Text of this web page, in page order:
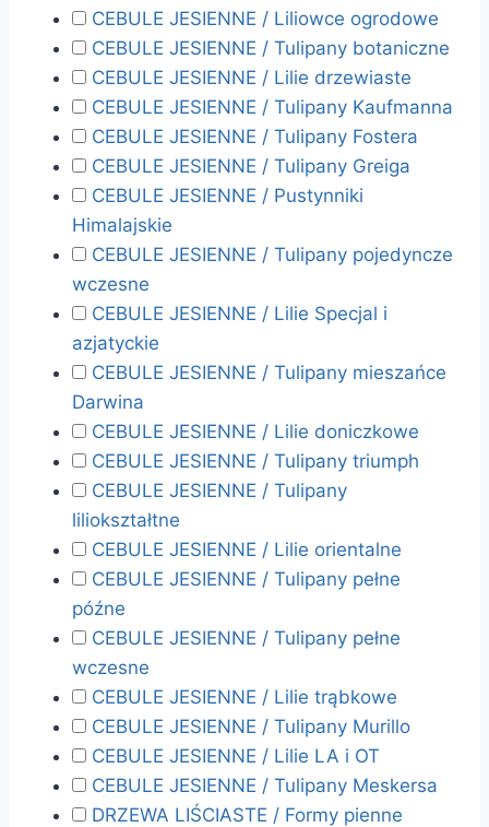
CEBULE JESIENNE / Liliowce ogrodowe
CEBULE JESIENNE / Tulipany botaniczne
CEBULE JESIENNE / Lilie drzewiaste
CEBULE JESIENNE / Tulipany Kaufmanna
CEBULE JESIENNE / Tulipany Fostera
CEBULE JESIENNE / Tulipany Greiga
CEBULE JESIENNE / Pustynniki
Himalajskie
CEBULE JESIENNE / Tulipany pojedyncze
wczesne
CEBULE JESIENNE / Lilie Specjal i
azjatyckie
CEBULE JESIENNE / Tulipany mieszańce
Darwina
CEBULE JESIENNE / Lilie doniczkowe
CEBULE JESIENNE / Tulipany triumph
CEBULE JESIENNE / Tulipany
liliokształtne
CEBULE JESIENNE / Lilie orientalne
CEBULE JESIENNE / Tulipany pełne
późne
CEBULE JESIENNE / Tulipany pełne
wczesne
CEBULE JESIENNE / Lilie trąbkowe
CEBULE JESIENNE / Tulipany Murillo
CEBULE JESIENNE / Lilie LA i OT
CEBULE JESIENNE / Tulipany Meskersa
DRZEWA LIŚCIASTE / Formy pienne